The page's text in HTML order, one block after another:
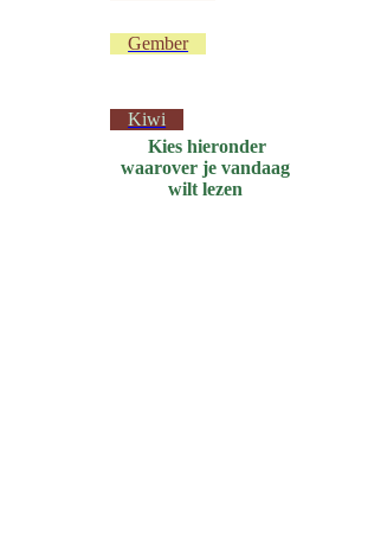
Gember
Kiwi
Kies hieronder
waarover je vandaag
wilt lezen